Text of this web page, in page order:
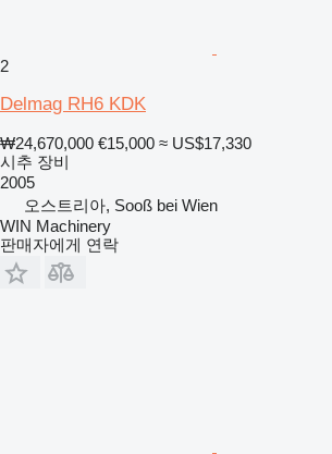
2
Delmag RH6 KDK
₩24,670,000 €15,000 ≈ US$17,330
시추 장비
2005
오스트리아, Sooß bei Wien
WIN Machinery
판매자에게 연락